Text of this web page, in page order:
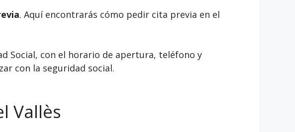
. Aquí encontrarás cómo pedir cita previa en el
Social, con el horario de apertura, teléfono y
con la seguridad social.
Vallès